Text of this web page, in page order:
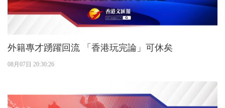
外籍專才踴躍回流 「香港玩完論」可休矣
08月07日 20:30:26